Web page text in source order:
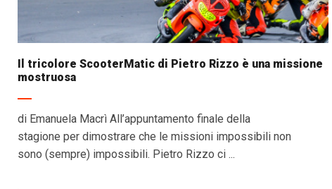
Il tricolore ScooterMatic di Pietro Rizzo è una missione
mostruosa
di Emanuela Macrì All’appuntamento finale della
stagione per dimostrare che le missioni impossibili non
sono (sempre) impossibili. Pietro Rizzo ci ...